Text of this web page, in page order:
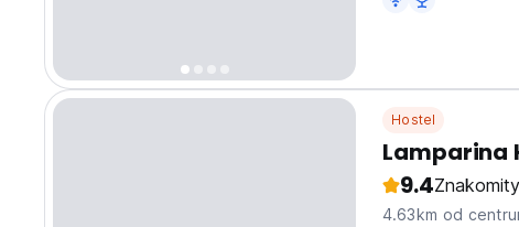
Hostel
Lamparina
9.4Znakomity
4.63km od